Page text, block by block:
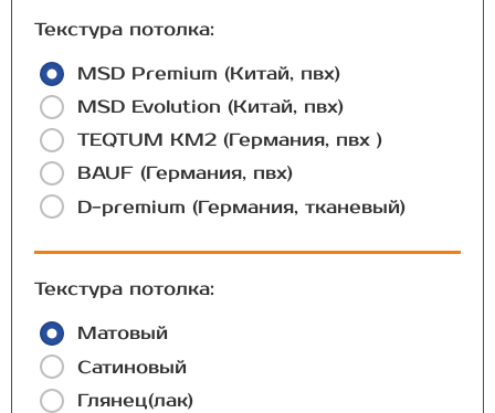
Текстура потолка:
MSD Premium (Китай, пвх)
MSD Evolution (Китай, пвх)
TEQTUM КМ2 (Германия, пвх )
BAUF (Германия, пвх)
D-premium (Германия, тканевый)
Текстура потолка:
Матовый
Сатиновый
Глянец(лак)